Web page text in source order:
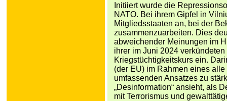
Initiiert wurde die
NATO. Bei ihrem Gipfel in
Mitgliedsstaaten an, bei der
zusammenzuarbeiten. Dies
abweichender Meinungen im
ihrer im Juni 2024
Kriegstüchtigkeitskurs ein.
(der EU) im Rahmen eines
umfassenden Ansatzes zu
„Desinformation“ ansieht, als
mit Terrorismus und